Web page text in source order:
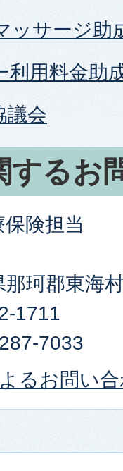
ッサージ助
利用料金助
議会
するお
険担当
珂郡東海
1711
7033
るお問い